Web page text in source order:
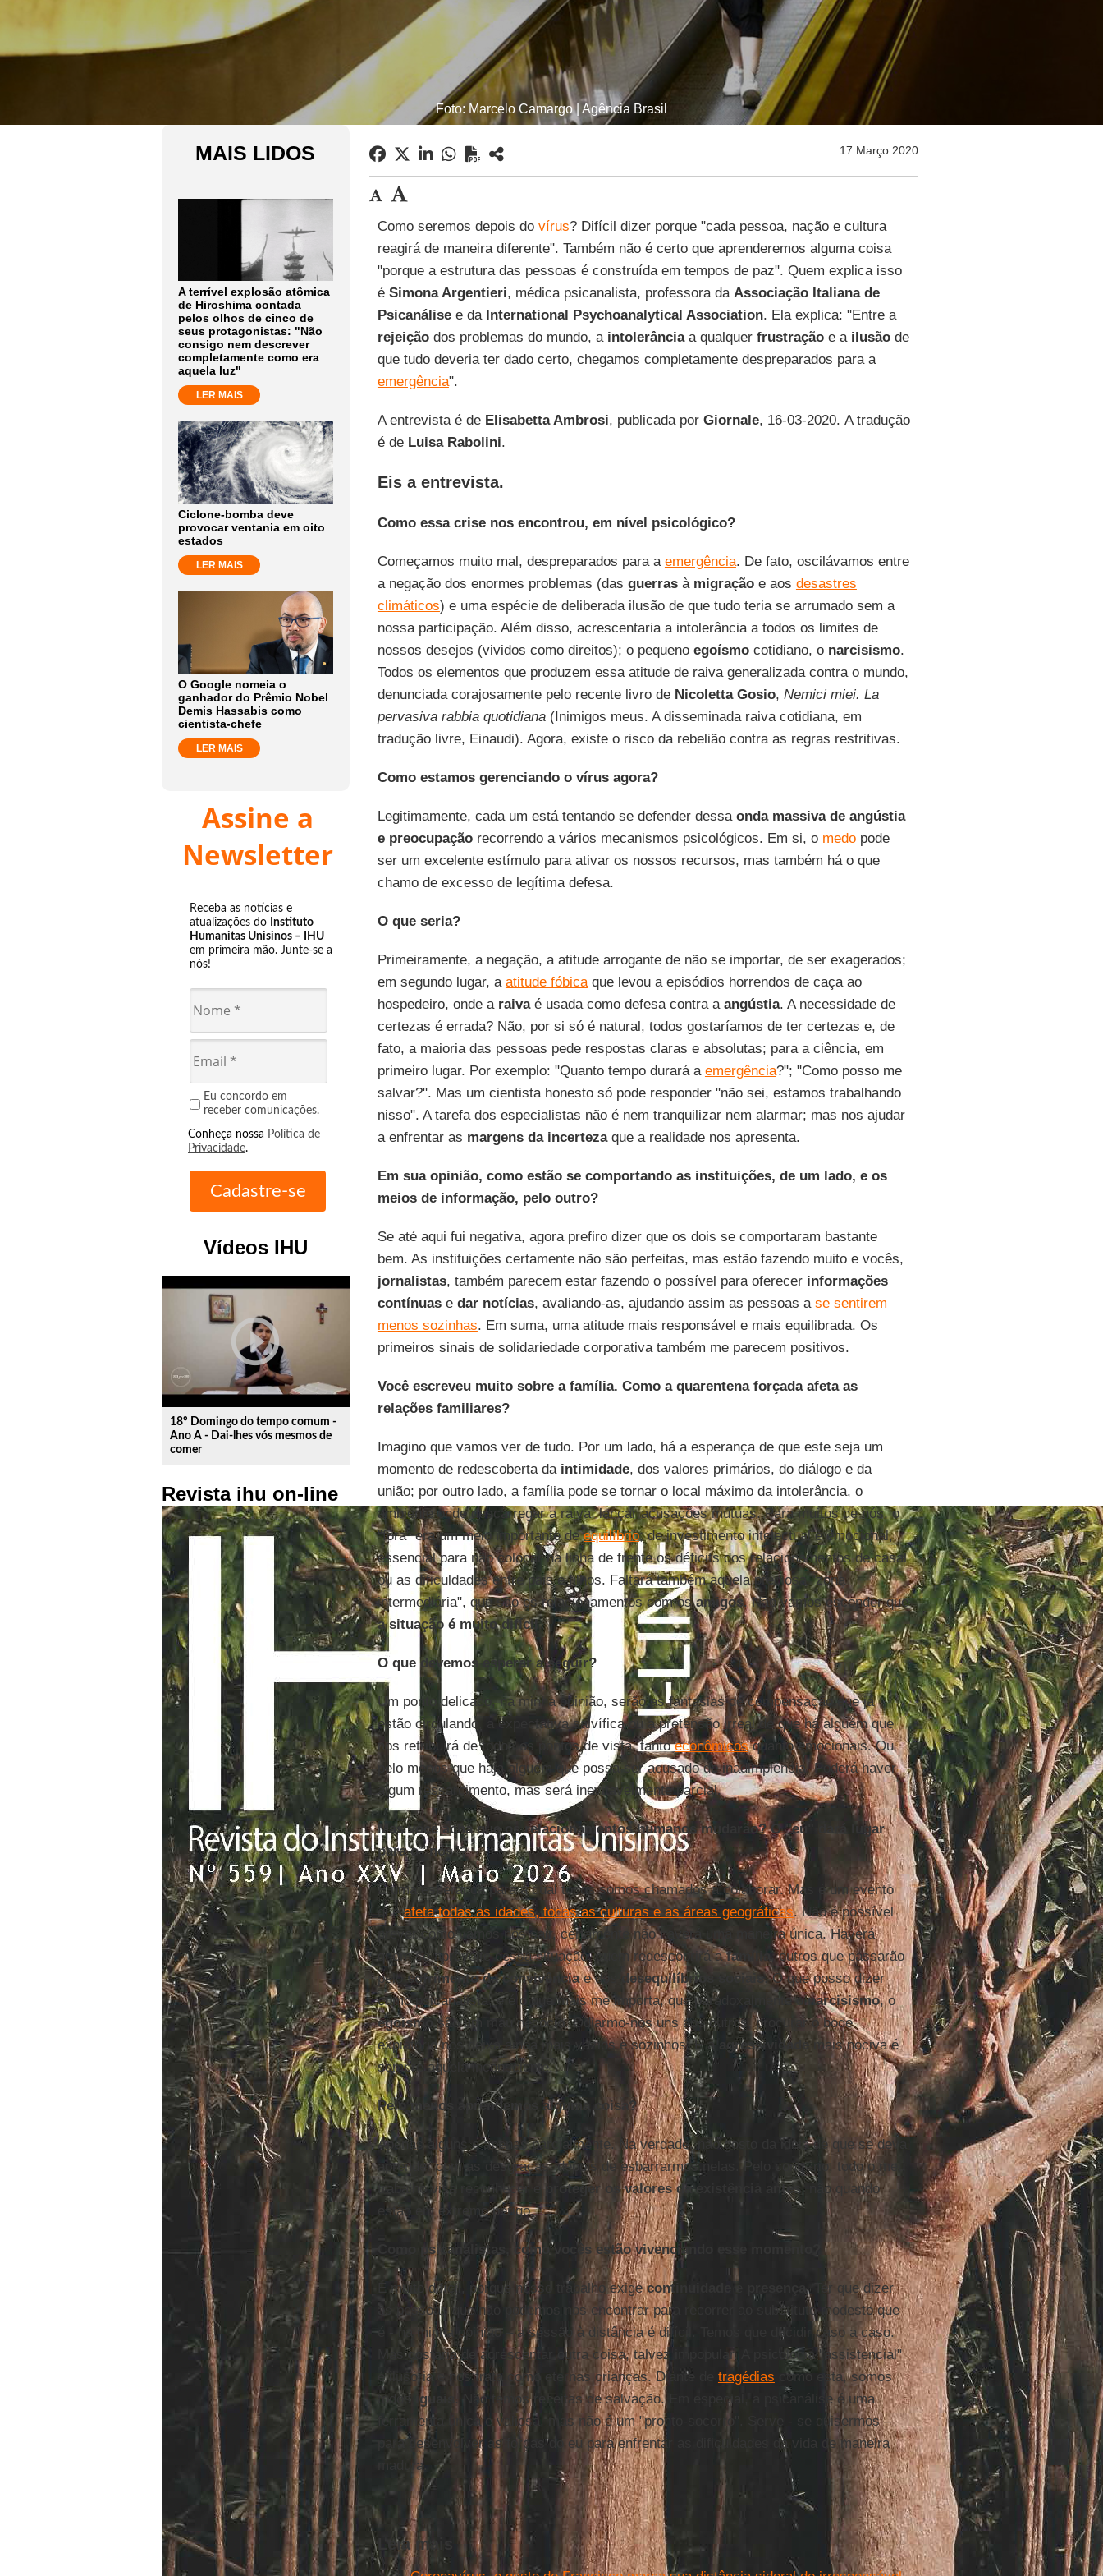
Foto: Marcelo Camargo | Agência Brasil
MAIS LIDOS
A terrível explosão atômica
de Hiroshima contada
pelos olhos de cinco de
seus protagonistas: "Não
consigo nem descrever
completamente como era
aquela luz"
LER MAIS
Ciclone-bomba deve
provocar ventania em oito
estados
LER MAIS
O Google nomeia o
ganhador do Prêmio Nobel
Demis Hassabis como
cientista-chefe
LER MAIS
Assine a
Newsletter
Receba as notícias e
atualizações do Instituto
Humanitas Unisinos – IHU
em primeira mão. Junte-se a
nós!
Eu concordo em
receber comunicações.
Conheça nossa Política de
Privacidade.
Vídeos IHU
play_circle_outline
18º Domingo do tempo comum -
Ano A - Dai-lhes vós mesmos de
comer
Revista ihu on-line
17 Março 2020
Como seremos depois do vírus? Difícil dizer porque "cada pessoa, nação e cultura
reagirá de maneira diferente". Também não é certo que aprenderemos alguma coisa
"porque a estrutura das pessoas é construída em tempos de paz". Quem explica isso
é Simona Argentieri, médica psicanalista, professora da Associação Italiana de
Psicanálisee da International Psychoanalytical Association. Ela explica: "Entre a
rejeiçãodos problemas do mundo, a intolerânciaa qualquer frustraçãoe a ilusãode
que tudo deveria ter dado certo, chegamos completamente despreparados para a
emergência".
A entrevista é de Elisabetta Ambrosi, publicada por Giornale, 16-03-2020. A tradução
é de Luisa Rabolini.
Eis a entrevista.
Como essa crise nos encontrou, em nível psicológico?
Começamos muito mal, despreparados para a emergência. De fato, oscilávamos entre
a negação dos enormes problemas (das guerrasà migraçãoe aos desastres
climáticos) e uma espécie de deliberada ilusão de que tudo teria se arrumado sem a
nossa participação. Além disso, acrescentaria a intolerância a todos os limites de
nossos desejos (vividos como direitos); o pequeno egoísmocotidiano, o narcisismo.
Todos os elementos que produzem essa atitude de raiva generalizada contra o mundo,
denunciada corajosamente pelo recente livro de Nicoletta Gosio, Nemici miei. La
pervasiva rabbia quotidiana(Inimigos meus. A disseminada raiva cotidiana, em
tradução livre, Einaudi). Agora, existe o risco da rebelião contra as regras restritivas.
Como estamos gerenciando o vírus agora?
Legitimamente, cada um está tentando se defender dessa onda massiva de angústia
e preocupação recorrendo a vários mecanismos psicológicos. Em si, o medopode
ser um excelente estímulo para ativar os nossos recursos, mas também há o que
chamo de excesso de legítima defesa.
O que seria?
Primeiramente, a negação, a atitude arrogante de não se importar, de ser exagerados;
em segundo lugar, a atitude fóbicaque levou a episódios horrendos de caça ao
hospedeiro, onde a raivaé usada como defesa contra a angústia. A necessidade de
certezas é errada? Não, por si só é natural, todos gostaríamos de ter certezas e, de
fato, a maioria das pessoas pede respostas claras e absolutas; para a ciência, em
primeiro lugar. Por exemplo: "Quanto tempo durará a emergência?"; "Como posso me
salvar?". Mas um cientista honesto só pode responder "não sei, estamos trabalhando
nisso". A tarefa dos especialistas não é nem tranquilizar nem alarmar; mas nos ajudar
a enfrentar as margens da incertezaque a realidade nos apresenta.
Em sua opinião, como estão se comportando as instituições, de um lado, e os
meios de informação, pelo outro?
Se até aqui fui negativa, agora prefiro dizer que os dois se comportaram bastante
bem. As instituições certamente não são perfeitas, mas estão fazendo muito e vocês,
jornalistas, também parecem estar fazendo o possível para oferecer informações
contínuase dar notícias, avaliando-as, ajudando assim as pessoas a se sentirem
menos sozinhas. Em suma, uma atitude mais responsável e mais equilibrada. Os
primeiros sinais de solidariedade corporativa também me parecem positivos.
Você escreveu muito sobre a família. Como a quarentena forçada afeta as
relações familiares?
Imagino que vamos ver de tudo. Por um lado, há a esperança de que este seja um
momento de redescoberta da intimidade, dos valores primários, do diálogo e da
união; por outro lado, a família pode se tornar o local máximo da intolerância, o
ambiente onde descarregar a raiva, lançar acusações mútuas. Para muitos de nós, o
"fora" era um meio importante deequilíbrio; de investimento intelectual e emocional,
essencial para não colocar na linha de frente os déficits dos relacionamentos de casal
ou as dificuldades entre pais e filhos. Faltará também aquela preciosa "zona
intermediária", que são os relacionamentos com osamigos. Não vamos esconder que
a situação é muito difícil.
O que devemos esperar a seguir?
Um ponto delicado, na minha opinião, serão as fantasias de compensação que já
estão circulando, a expectativa salvífica ou a pretensão irreal de que há alguém que
nos retribuirá de todos os pontos de vista, tantoeconômicosquanto emocionais. Ou
pelo menos que haja alguém que possa ser acusado de inadimplência. Poderá haver
algum ressarcimento, mas será inevitavelmente parcial.
Mas você acha que os relacionamentos humanos mudarão? O "eu" dará lugar
para o "nós"?
É uma esperança para a qual todos somos chamados a colaborar. Mas é um evento
queafeta todas as idades, todas as culturas e as áreas geográficas. Não é possível
prever como vamos nos sair, certamente não haverá uma maneira única. Haverá
quem se aproveite dessa situação, quem redescobrirá afamília, outros que passarão
pelosofrimento da convivênciae dos desequilíbrios sociais. O que posso dizer
como psicanalista, e é o que mais me importa, que paradoxalmente onarcisismo, o
egoísmosão um mau negócio. Odiarmo-nos uns aos outros, procurar o bode
expiatório nos deixa ainda mais vazios e sozinhos. E a
agressividade mais nociva é
sempre aquela inconsciente.
Pelo menos aprendemos alguma coisa?
Apenas alguns e apenas parcialmente. Na verdade, não gosto da ideia de que se deva
aprender com as desgraças, depois de esbarrarmos nelas. Pelo contrário, todo o meu
trabalho visa reconhecer e
proteger os valores da existência antes, não quando
estão em extremo perigo.
Como psicanalistas, como vocês estão vivenciando esse momento?
É muito difícil, porque nosso trabalho exigecontinuidade
. Ter que dizer
às pessoas que não podemos nos encontrar para recorrer ao substituto modesto que
é - na minha opinião – a sessão à distância é difícil. Temos que decidir caso a caso.
Mas gostaria de acrescentar outra coisa, talvez impopular. A psicologia "assistencial"
é ilusória e nos trata como eternas crianças. Diante de tragédias como esta, somos
todos iguais
. Não temos receitas de salvação. Em especial, a psicanálise é uma
ferramenta única e valiosa, mas não é um "pronto-socorro". Serve - se quisermos –
para desenvolver as forças do eu para enfrentar as dificuldades da vida de maneira
madura.
Leia mais